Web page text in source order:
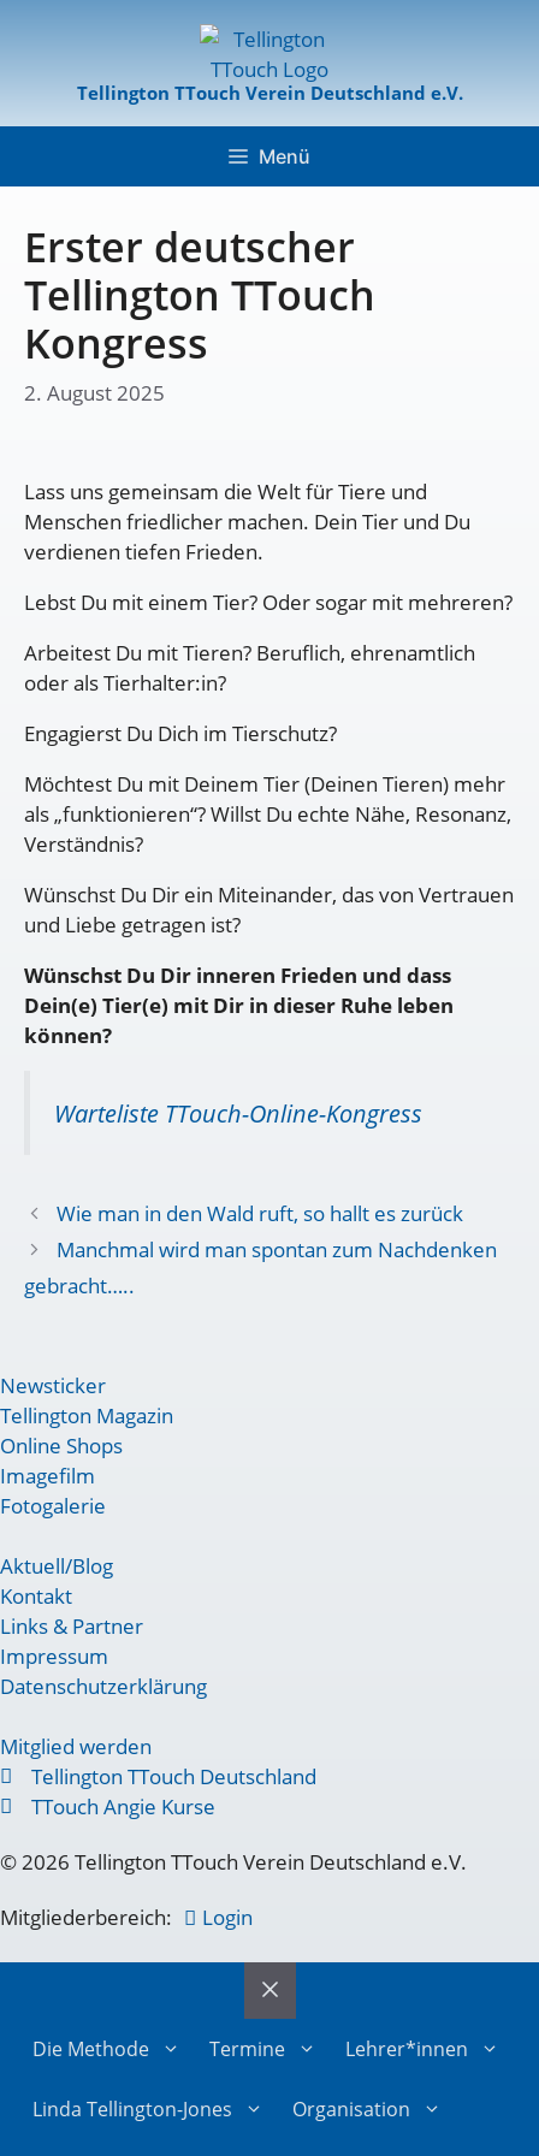
Tellington TTouch Verein Deutschland e.V.
Menü
Erster deutscher
Tellington TTouch
Kongress
2. August 2025
Lass uns gemeinsam die Welt für Tiere und
Menschen friedlicher machen. Dein Tier und Du
verdienen tiefen Frieden.
Lebst Du mit einem Tier? Oder sogar mit mehreren?
Arbeitest Du mit Tieren? Beruflich, ehrenamtlich
oder als Tierhalter:in?
Engagierst Du Dich im Tierschutz?
Möchtest Du mit Deinem Tier (Deinen Tieren) mehr
als „funktionieren“? Willst Du echte Nähe, Resonanz,
Verständnis?
Wünschst Du Dir ein Miteinander, das von Vertrauen
und Liebe getragen ist?
Wünschst Du Dir inneren Frieden und dass
Dein(e) Tier(e) mit Dir in dieser Ruhe leben
können?
Warteliste TTouch-Online-Kongress
Wie man in den Wald ruft, so hallt es zurück
Manchmal wird man spontan zum Nachdenken
gebracht…..
Newsticker
Tellington Magazin
Online Shops
Imagefilm
Fotogalerie
Aktuell/Blog
Kontakt
Links & Partner
Impressum
Datenschutzerklärung
Mitglied werden
Tellington TTouch Deutschland
TTouch Angie Kurse
© 2026 Tellington TTouch Verein Deutschland e.V.
Mitgliederbereich:
Login
Die Methode Termine Lehrer*innen
Linda Tellington-Jones Organisation